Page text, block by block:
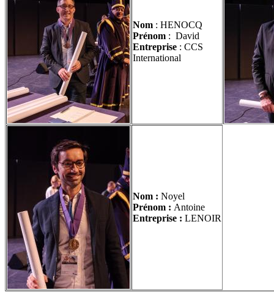
Nom : HENOCQ
Prénom : David
Entreprise : CCS
International
Nom : Noyel
Prénom : Antoine
Entreprise : LENOIR